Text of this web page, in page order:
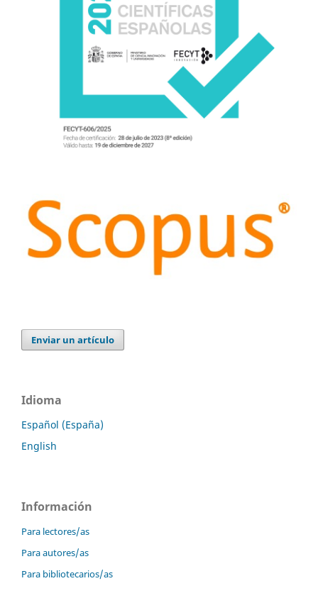
Enviar un artículo
Idioma
Español (España)
English
Información
Para lectores/as
Para autores/as
Para bibliotecarios/as